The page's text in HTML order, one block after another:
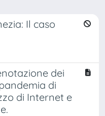
Il caso
dei
di
di Internet e